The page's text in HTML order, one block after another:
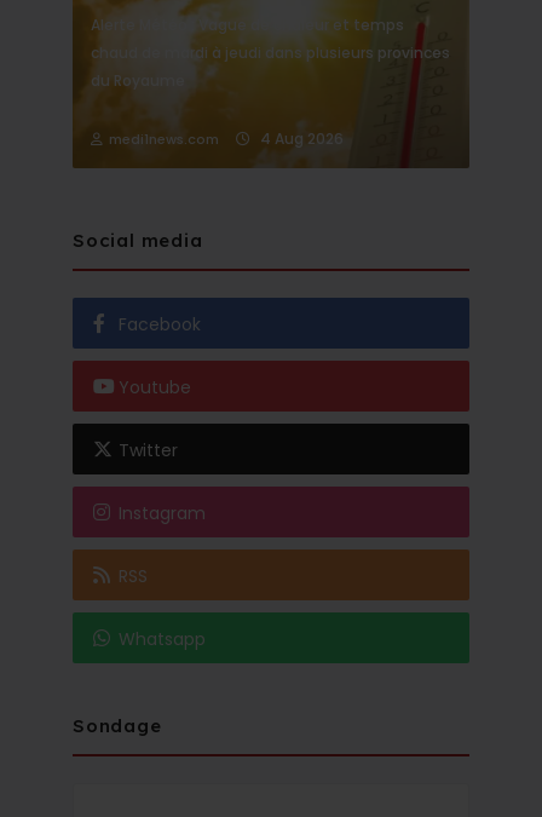
Alerte Météo : Vague de chaleur et temps
chaud de mardi à jeudi dans plusieurs provinces
du Royaume
medi1news.com 4 Aug 2026
Social media
Facebook
Youtube
Twitter
Instagram
RSS
Whatsapp
Sondage